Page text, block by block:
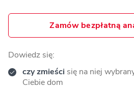
Zamów bezpłatną
Dowiedz się:
czy zmieści się na niej
Ciebie dom